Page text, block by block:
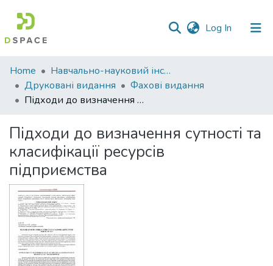
Log In (current)
Communities
&
Collections
Statistics
Home
Навчально-науковий інститут економіки, управління, права та інформаційних технологій
Друковані видання
Фахові видання
Підходи до визначення сутності та класифікації ресурсів підприємства
Підходи до визначення сутності та
класифікації ресурсів
підприємства